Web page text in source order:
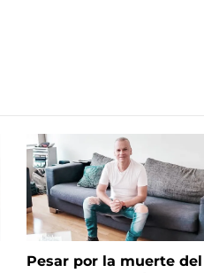
Pesar por la muerte del